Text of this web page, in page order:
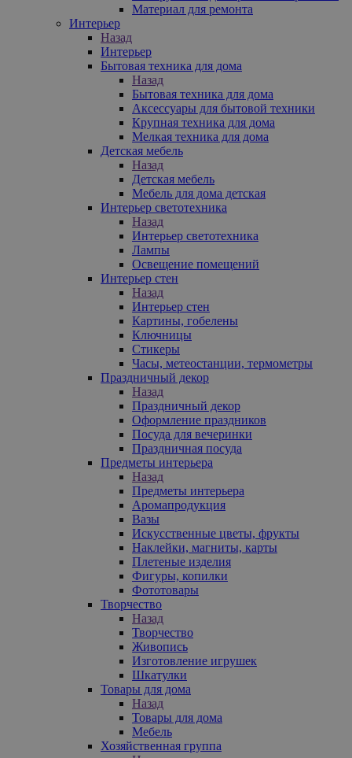
Материал для ремонта
Интерьер
Назад
Интерьер
Бытовая техника для дома
Назад
Бытовая техника для дома
Аксессуары для бытовой техники
Крупная техника для дома
Мелкая техника для дома
Детская мебель
Назад
Детская мебель
Мебель для дома детская
Интерьер светотехника
Назад
Интерьер светотехника
Лампы
Освещение помещений
Интерьер стен
Назад
Интерьер стен
Картины, гобелены
Ключницы
Стикеры
Часы, метеостанции, термометры
Праздничный декор
Назад
Праздничный декор
Оформление праздников
Посуда для вечеринки
Праздничная посуда
Предметы интерьера
Назад
Предметы интерьера
Аромапродукция
Вазы
Искусственные цветы, фрукты
Наклейки, магниты, карты
Плетеные изделия
Фигуры, копилки
Фототовары
Творчество
Назад
Творчество
Живопись
Изготовление игрушек
Шкатулки
Товары для дома
Назад
Товары для дома
Мебель
Хозяйственная группа